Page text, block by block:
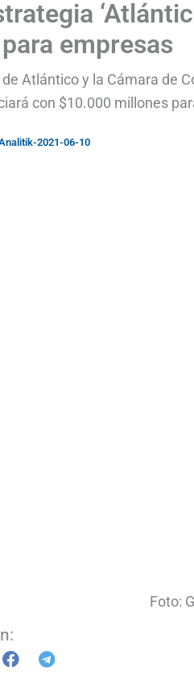
empresas
Atlántico y la Cámara de
con $10.000 millones
-2021-06-10
Foto: